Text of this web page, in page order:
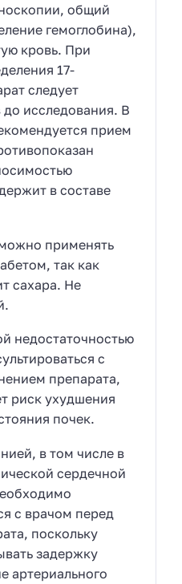
общий
гемоглобина),
кровь. При
17-
следует
до исследования. В
прием
в составе
применять
так как
сахара. Не
недостаточностью
с
препарата,
риск ухудшения
почек.
в том числе в
сердечной
с врачом перед
поскольку
задержку
артериального